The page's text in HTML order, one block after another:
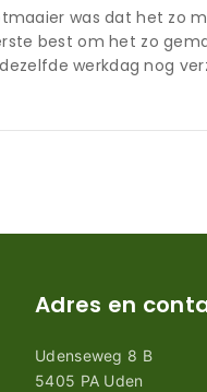
was dat het zo
best om het zo
werkdag nog
Adres en
Udenseweg 8 B
5405 PA Uden